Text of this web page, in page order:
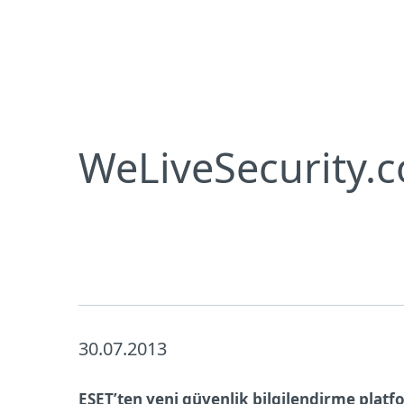
30.07.2013
ESET’ten yeni güvenlik bilgilendirme